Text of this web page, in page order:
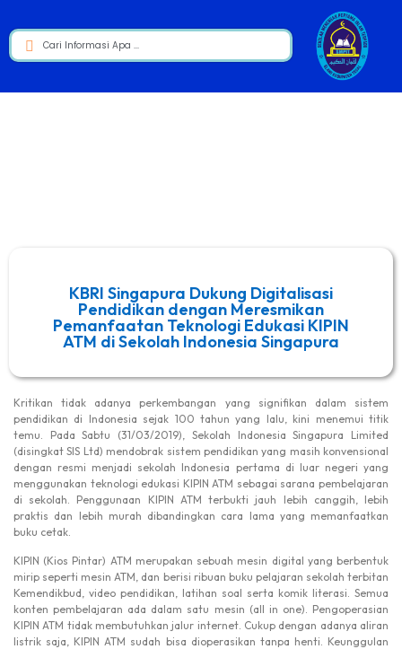
KBRI Singapura Dukung Digitalisasi
Pendidikan dengan Meresmikan
Pemanfaatan Teknologi Edukasi KIPIN
ATM di Sekolah Indonesia Singapura
Kritikan tidak adanya perkembangan yang signifikan dalam sistem
pendidikan di Indonesia sejak 100 tahun yang lalu, kini menemui titik
temu. Pada Sabtu (31/03/2019), Sekolah Indonesia Singapura Limited
(disingkat SIS Ltd) mendobrak sistem pendidikan yang masih konvensional
dengan resmi menjadi sekolah Indonesia pertama di luar negeri yang
menggunakan teknologi edukasi KIPIN ATM sebagai sarana pembelajaran
di sekolah. Penggunaan KIPIN ATM terbukti jauh lebih canggih, lebih
praktis dan lebih murah dibandingkan cara lama yang memanfaatkan
buku cetak.
KIPIN (Kios Pintar) ATM merupakan sebuah mesin digital yang berbentuk
mirip seperti mesin ATM, dan berisi ribuan buku pelajaran sekolah terbitan
Kemendikbud, video pendidikan, latihan soal serta komik literasi. Semua
konten pembelajaran ada dalam satu mesin (all in one). Pengoperasian
KIPIN ATM tidak membutuhkan jalur internet. Cukup dengan adanya aliran
listrik saja, KIPIN ATM sudah bisa dioperasikan tanpa henti. Keunggulan